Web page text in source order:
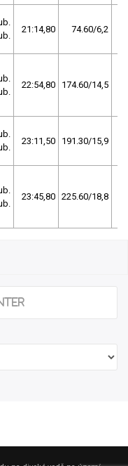
21:14,80 74.60/6,2
22:54,80 174.60/14,5
23:11,50 191.30/15,9
23:45,80 225.60/18,8